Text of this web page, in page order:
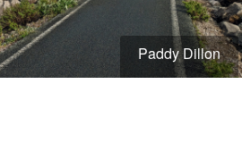
Paddy Dillon